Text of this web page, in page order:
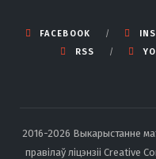
FACEBOOK
RSS
2016-2026 Выкарыстанне
правілаў ліцэнзіі Creative